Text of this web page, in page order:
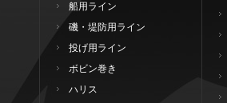
船用ライン
磯・堤防用ライン
投げ用ライン
ボビン巻き
ハリス